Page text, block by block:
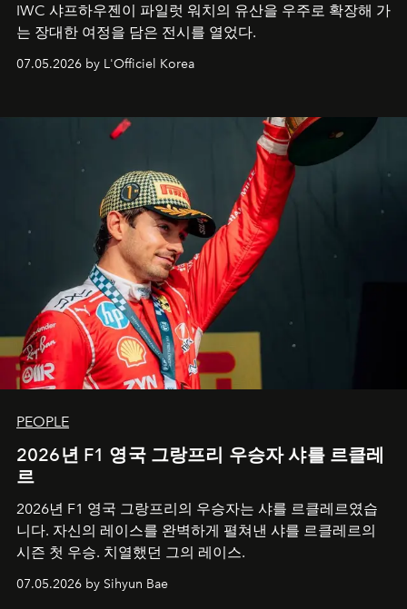
IWC 샤프하우젠이 파일럿 워치의 유산을 우주로 확장해 가
는 장대한 여정을 담은 전시를 열었다.
07.05.2026 by L'Officiel Korea
PEOPLE
2026년 F1 영국 그랑프리 우승자 샤를 르클레
르
2026년 F1 영국 그랑프리의 우승자는 샤를 르클레르였습
니다. 자신의 레이스를 완벽하게 펼쳐낸 샤를 르클레르의
시즌 첫 우승. 치열했던 그의 레이스.
07.05.2026 by Sihyun Bae